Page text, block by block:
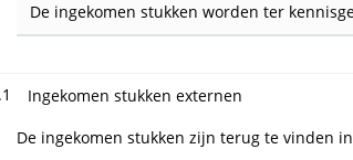
De ingekomen stukken worden ter
Ingekomen stukken externen
De ingekomen stukken zijn terug te vinden